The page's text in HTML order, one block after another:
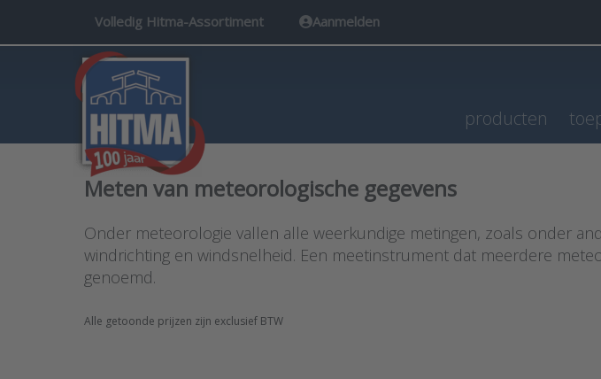
Volledig Hitma-Assortiment Aanmelden
producten
Meten van meteorologische gegevens
Onder meteorologie vallen alle weerkundige metingen, zoals onder
windrichting en windsnelheid. Een meetinstrument dat meerdere
genoemd.
Alle getoonde prijzen zijn exclusief BTW